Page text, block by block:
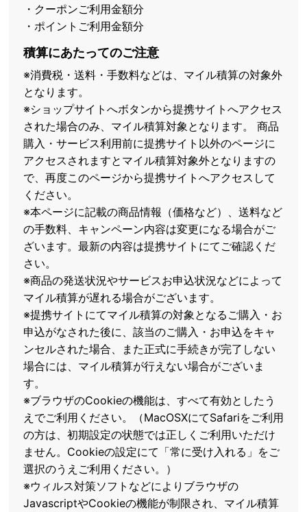
・クーポンご利用金額分
・ポイントご利用金額分
積算にあたってのご注意
※消費税・送料・手数料などは、マイル積算の対象外
となります。
※ショップサイトへボタンから提携サイトへアクセス
された場合のみ、マイル積算対象となります。 商品
購入・サービス利用前に提携サイト以外のページに
アクセスされますとマイル積算対象外となりますの
で、再度このページから提携サイトへアクセスして
ください。
※本ページに記載の商品情報（価格など）、送料など
の手数料、キャンペーン内容は変更になる場合がご
ざいます。最新の内容は提携サイトにてご確認くだ
さい。
※商品の発送状況やサービスお申込状況などによって
マイル積算が遅れる場合がございます。
※提携サイトにてマイル積算の対象となるご購入・お
申込がなされた後に、該当のご購入・お申込をキャ
ンセルされた場合、また正式に手続きが完了しない
場合には、マイル積算が行えない場合がございま
す。
※ブラウザのCookieの機能は、すべて有効としたう
えでご利用ください。（MacOSXにてSafariをご利用
の方は、初期設定の状態では正しくご利用いただけ
ません。Cookieの設定にて「常に受け入れる」をご
選択のうえご利用ください。）
※ウィルス対策ソフトなどによりブラウザの
JavascriptやCookieの機能が制限され、マイル積算